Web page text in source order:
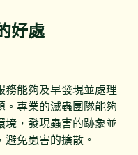
好處
務能夠及早發現並處理
。專業的滅蟲團隊能夠
境，發現蟲害的跡象並
避免蟲害的擴散。